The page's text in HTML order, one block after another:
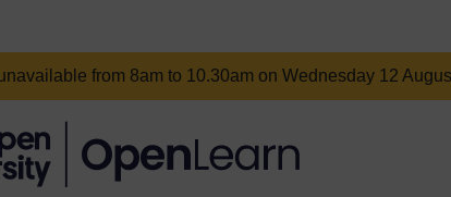
from 8am to 10.30am on Wednesday 12